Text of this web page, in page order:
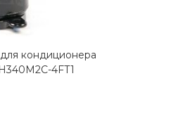
кондиционера
4FT1